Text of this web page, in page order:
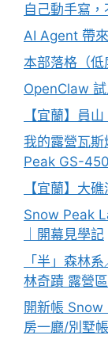
自己動手寫
AI Agent 帶
本部落格（
OpenClaw
【宜蘭】員
我的露營瓦
Peak GS-
【宜蘭】大
Snow Peak
｜開幕見學記
「半」森林
林奇蹟 露營區
開新帳
房一廳/別墅